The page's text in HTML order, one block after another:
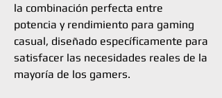
la combinación perfecta entre
potencia y rendimiento para gaming
casual, diseñado específicamente para
satisfacer las necesidades reales de la
mayoría de los gamers.